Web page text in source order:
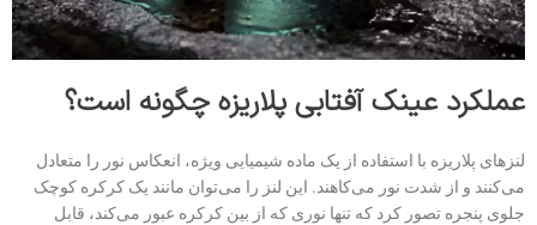
عملکرد عینک آفتابی پلاریزه چگونه است؟
لنزهای پلاریزه با استفاده از یک ماده شیمیایی ویژه، انعکاس نور را متعادل
می‌کنند و از شدت نور می‌کاهند. این لنز را می‌توان مانند یک کرکره کوچک
جلوی پنجره تصور کرد که تنها نوری که از بین کرکره عبور می‌کند، قابل